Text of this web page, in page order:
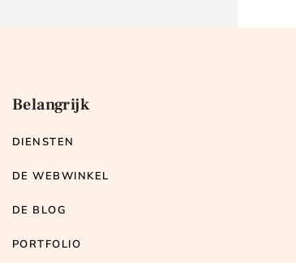
Belangrijk
DIENSTEN
DE WEBWINKEL
DE BLOG
PORTFOLIO